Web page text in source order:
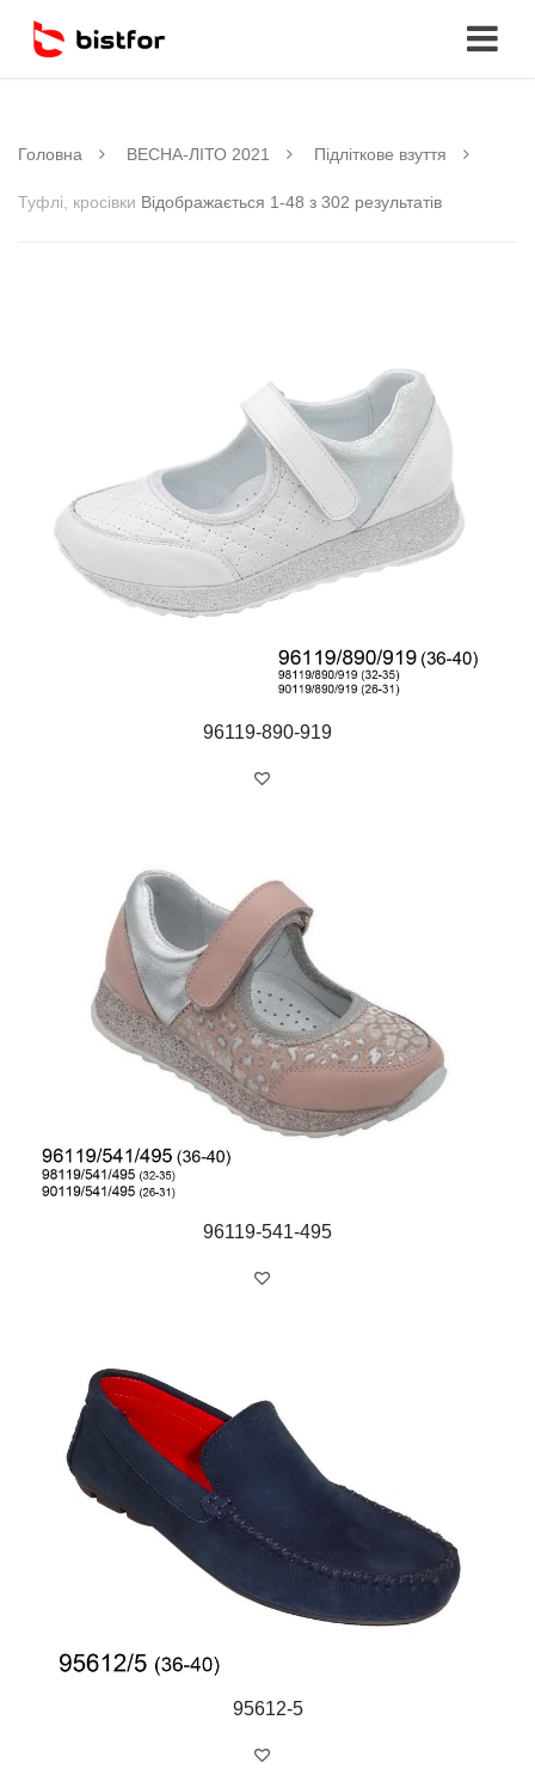
Головна ВЕСНА-ЛІТО 2021 Підліткове взуття
Туфлі, кросівки Відображається 1-48 з 302 результатів
96119-890-919
96119-541-495
95612-5